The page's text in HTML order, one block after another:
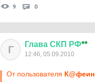
9 0
Г Глава СКП РФ**
12:46, 05.09.2010
От пользователя К@феин